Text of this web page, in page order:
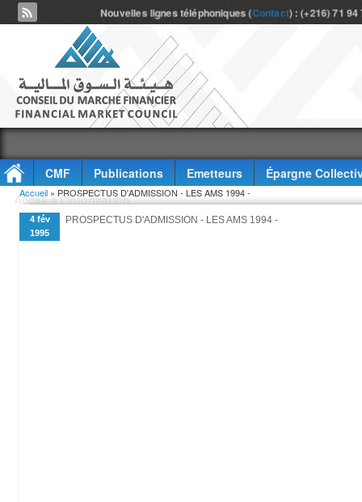
Nouvelles lignes téléphoniques (Contact) : (+216) 71
CMF Publications Emetteurs
Épargne
Accès à l'information
Vous êtes ici
Accueil » PROSPECTUS D'ADMISSION - LES AMS 1994 -
4 fév
1995
PROSPECTUS D'ADMISSION - LES AMS 1994 -